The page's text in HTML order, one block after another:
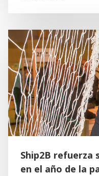
Ship2B refuerza
en el año de la